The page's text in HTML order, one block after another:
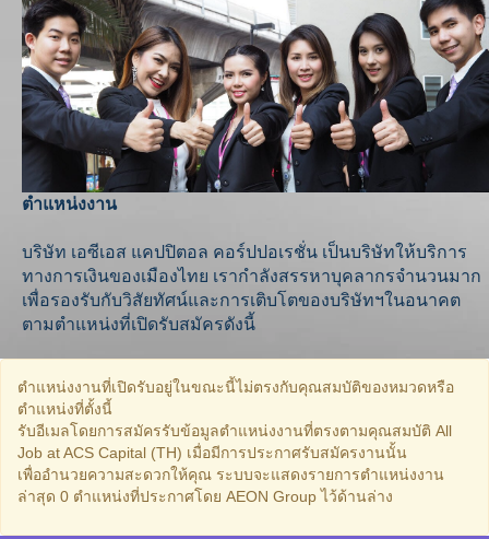
ตำแหน่งงาน
บริษัท เอซีเอส แคปปิตอล คอร์ปปอเรชั่น เป็นบริษัทให้บริการ
ทางการเงินของเมืองไทย เรากำลังสรรหาบุคลากรจำนวนมาก
เพื่อรองรับกับวิสัยทัศน์และการเติบโตของบริษัทฯในอนาคต
ตามตำแหน่งที่เปิดรับสมัครดังนี้
ตำแหน่งงานที่เปิดรับอยู่ในขณะนี้ไม่ตรงกับคุณสมบัติของหมวดหรือ
ตำแหน่งที่ตั้งนี้
รับอีเมลโดยการสมัครรับข้อมูลตำแหน่งงานที่ตรงตามคุณสมบัติ All
Job at ACS Capital (TH) เมื่อมีการประกาศรับสมัครงานนั้น
เพื่ออำนวยความสะดวกให้คุณ ระบบจะแสดงรายการตำแหน่งงาน
ล่าสุด 0 ตำแหน่งที่ประกาศโดย AEON Group ไว้ด้านล่าง